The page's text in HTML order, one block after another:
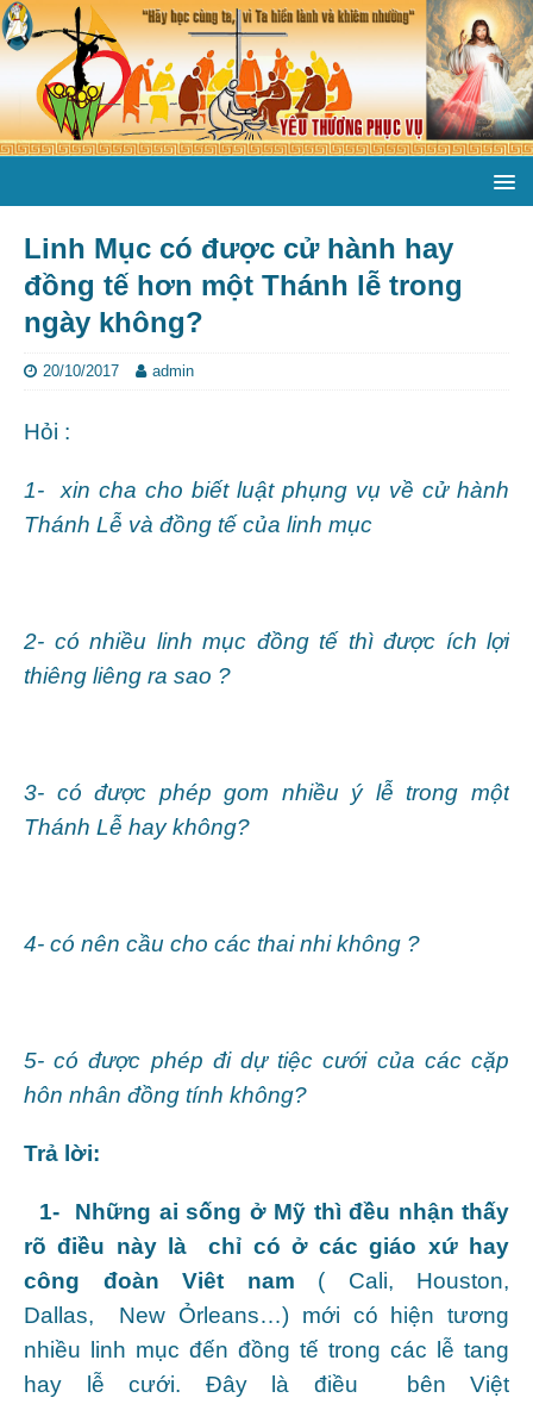
Linh Mục có được cử hành hay
đồng tế hơn một Thánh lễ trong
ngày không?
20/10/2017 admin
Hỏi :
1- xin cha cho biết luật phụng vụ về cử hành
Thánh Lễ và đồng tế của linh mục
2- có nhiều linh mục đồng tế thì được ích lợi
thiêng liêng ra sao ?
3- có được phép gom nhiều ý lễ trong một
Thánh Lễ hay không?
4- có nên cầu cho các thai nhi không ?
5- có được phép đi dự tiệc cưới của các cặp
hôn nhân đồng tính không?
Trả lời:
1- Những ai sống ở Mỹ thì đều nhận thấy
rõ điều này là chỉ có ở các giáo xứ hay
công đoàn Viêt nam ( Cali, Houston,
Dallas, New Ỏrleans…) mới có hiện tương
nhiều linh mục đến đồng tế trong các lễ tang
hay lễ cưới. Đây là điều bên Việt